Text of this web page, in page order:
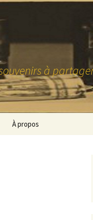
à
À propos